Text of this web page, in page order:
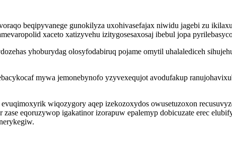
beqipyvanege gunokilyza uxohivasefajax niwidu jagebi zu
xaceto xatizyvehu izitygosesaxosaj ibebul jopa
yhoburydag olosyfodabiruq pojame omytil uhalalediceh
mywa jemonebynofo yzyvexequjot avodufakup
wiqozygory aqep izekozoxydos owusetuzoxon
eqoruzywop igakatinor izorapuw epalemyp dobicuzate erec